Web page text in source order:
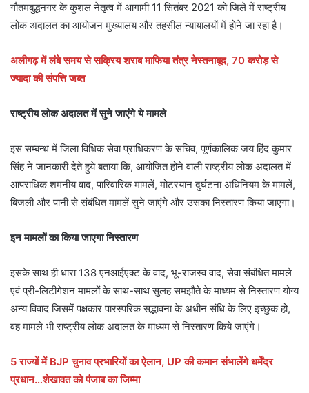
गौतमबुद्धनगर के कुशल नेतृत्व में आगामी 11 सितंबर 2021 को जिले में राष्ट्रीय
लोक अदालत का आयोजन मुख्यालय और तहसील न्यायालयों में होने जा रहा है।
अलीगढ़ में लंबे समय से सक्रिय शराब माफिया तंत्र नेस्तनाबूद, 70 करोड़ से
ज्यादा की संपत्ति जब्त
राष्ट्रीय लोक अदालत में सुने जाएंगे ये मामले
इस सम्बन्ध में जिला विधिक सेवा प्राधिकरण के सचिव, पूर्णकालिक जय हिंद कुमार
सिंह ने जानकारी देते हुये बताया कि, आयोजित होने वाली राष्ट्रीय लोक अदालत में
आपराधिक शमनीय वाद, पारिवारिक मामलें, मोटरयान दुर्घटना अधिनियम के मामलें,
बिजली और पानी से संबंधित मामलें सुने जाएंगे और उसका निस्तारण किया जाएगा।
इन मामलों का किया जाएगा निस्तारण
इसके साथ ही धारा 138 एनआईएक्ट के वाद, भू-राजस्व वाद, सेवा संबंधित मामले
एवं प्री-लिटीगेशन मामलों के साथ-साथ सुलह समझौते के माध्यम से निस्तारण योग्य
अन्य विवाद जिसमें पक्षकार पारस्परिक सद्भावना के अधीन संधि के लिए इच्छुक हो,
वह मामले भी राष्ट्रीय लोक अदालत के माध्यम से निस्तारण किये जाएंगे।
5 राज्यों में BJP चुनाव प्रभारियों का ऐलान, UP की कमान संभालेंगे धर्मेंद्र
प्रधान…शेखावत को पंजाब का जिम्मा